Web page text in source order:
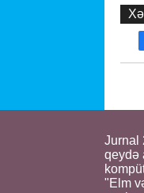
Jurnal
qeydə
"Elm